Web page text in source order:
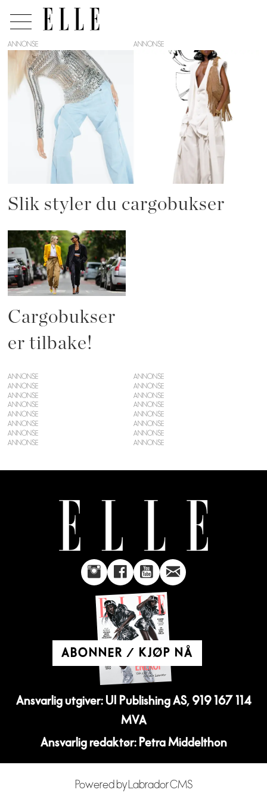
Tag:
cargobukser
ANNONSE
Slik styler du cargobukser
Cargobukser
er tilbake!
ANNONSE
ANNONSE
ANNONSE
ANNONSE
ANNONSE
ANNONSE
ANNONSE
ANNONSE
ABONNER / KJØP NÅ
Ansvarlig utgiver: UI Publishing AS, 919 167 114
MVA
Ansvarlig redaktør: Petra Middelthon
Powered by Labrador CMS